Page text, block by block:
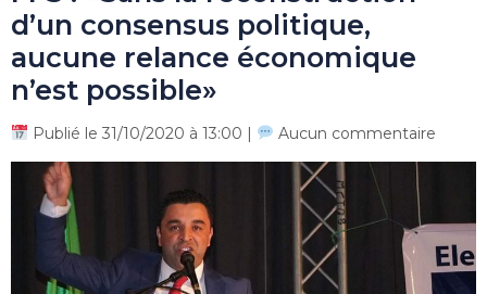
d’un consensus politique,
aucune relance économique
n’est possible»
Publié le 31/10/2020 à 13:00 | Aucun commentaire